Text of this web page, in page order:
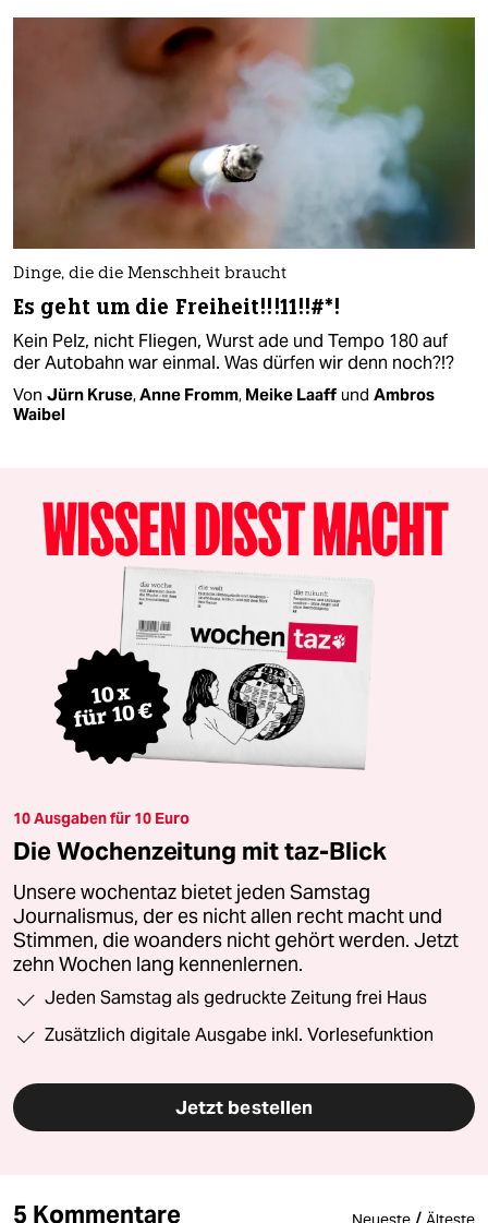
Dinge, die die Menschheit braucht
Es geht um die Freiheit!!!11!!#*!
Kein Pelz, nicht Fliegen, Wurst ade und Tempo 180 auf
der Autobahn war einmal. Was dürfen wir denn noch?!?
Von Jürn Kruse,Anne Fromm, Meike Laaff und Ambros
Waibel
10 Ausgaben für 10 Euro
Die Wochenzeitung mit taz-Blick
Unsere wochentaz bietet jeden Samstag
Journalismus, der es nicht allen recht macht und
Stimmen, die woanders nicht gehört werden. Jetzt
zehn Wochen lang kennenlernen.
Jeden Samstag als gedruckte Zeitung frei Haus
Zusätzlich digitale Ausgabe inkl. Vorlesefunktion
Jetzt bestellen
5 Kommentare